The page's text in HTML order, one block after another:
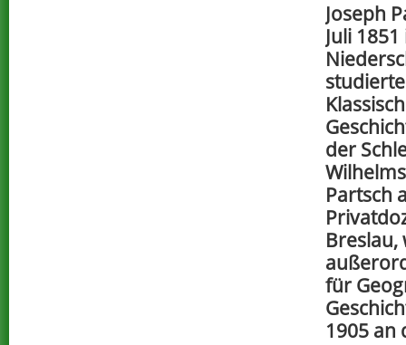
Joseph
Juli
der
Partsch
Breslau,
für
1905 an